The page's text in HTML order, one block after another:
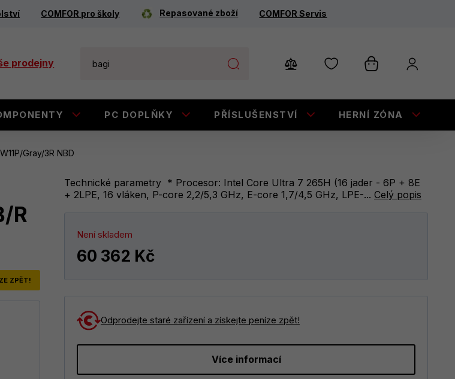
COMFOR pro školy Repasované zboží COMFOR Servis
prodejny
PC DOPLŇKY PŘÍSLUŠENSTVÍ HERNÍ ZÓNA
Gray/3R NBD
R
ZPĚT!
Technické parametry * Procesor: Intel Core Ultra 7 265H (16 jader - 6P + 8E
+ 2LPE, 16 vláken, P-core 2,2/5,3 GHz, E-core 1,7/4,5 GHz, LPE-... Celý popis
Není skladem
60 362 Kč
Odprodejte staré zařízení a získejte peníze zpět!
Více informací